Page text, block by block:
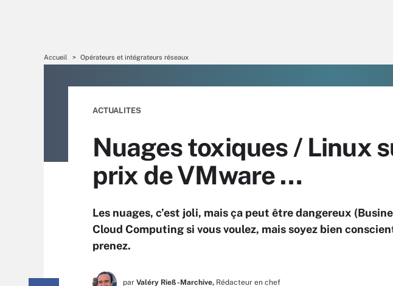
Accueil Opérateurs et intégrateurs réseaux
ACTUALITES
Nuages toxiques / Linux
prix de VMware …
Les nuages, c’est joli, mais ça peut être dangereux
Cloud Computing si vous voulez, mais soyez bien
prenez.
par Valéry Rieß-Marchive, Rédacteur en chef